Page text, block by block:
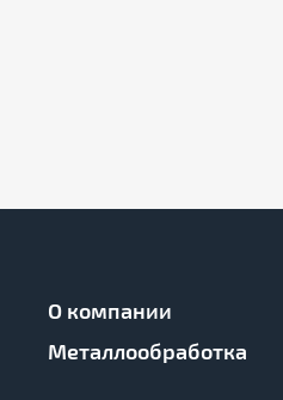
О компании
Металлообработка